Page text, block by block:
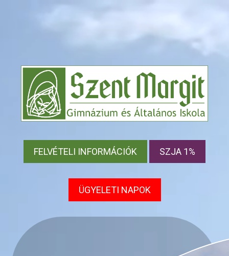
FELVÉTELI INFORMÁCIÓK SZJA 1%
ÜGYELETI NAPOK